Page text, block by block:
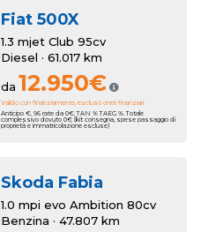
Fiat 500X
1.3 mjet Club 95cv
Diesel · 61.017 km
da 12.950€
Valido con finanziamento, escluso oneri finanziari
Anticipo €. 96 rate da 0€. TAN % TAEG %. Totale
complessivo dovuto 0€ (kit consegna, spese passaggio di
proprietà e immatricolazione escluse)
Skoda Fabia
1.0 mpi evo Ambition 80cv
Benzina · 47.807 km